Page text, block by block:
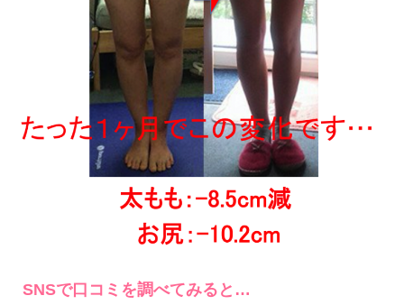
SNSで口コミを調べてみると…